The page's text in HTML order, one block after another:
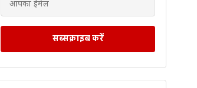
सब्सक्राइब करें